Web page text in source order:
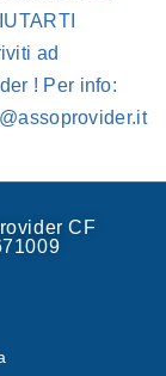
ad
! Per info:
CF